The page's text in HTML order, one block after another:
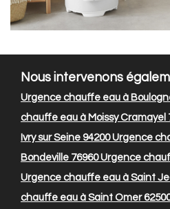
Nous intervenons
Urgence chauffe eau à
chauffe eau à Moissy Cramayel
Ivry sur Seine 94200Urgence
Bondeville 76960Urgence
Urgence chauffe eau à Saint
chauffe eau à Saint Omer